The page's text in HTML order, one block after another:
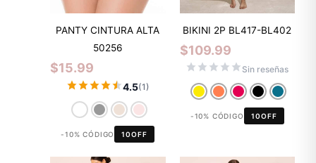
PANTY CINTURA ALTA
50256
$15.99
4.5(1)
-10% CÓDIGO 10OFF
BIKINI 2P BL417-BL402
$109.99
Sin reseñas
-10% CÓDIGO 10OFF